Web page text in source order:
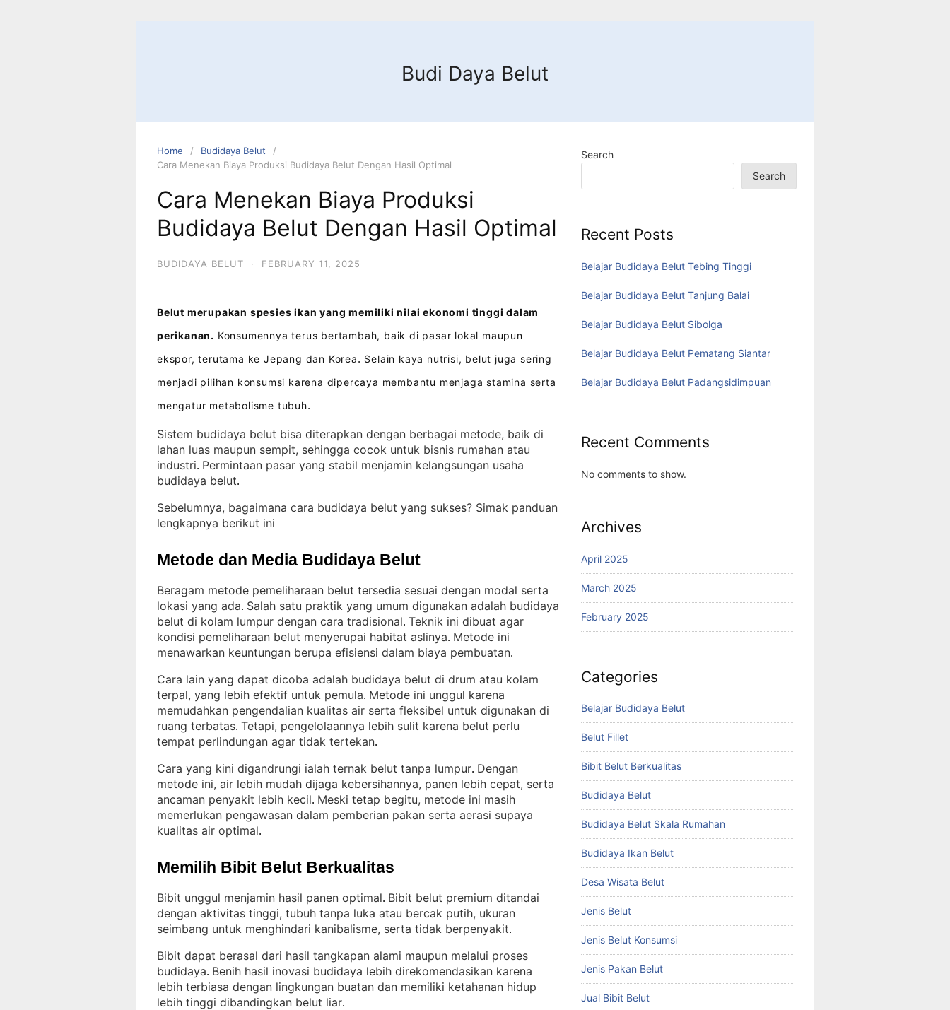
Budi Daya Belut
Home
Budidaya Belut
Cara Menekan Biaya Produksi Budidaya Belut Dengan Hasil Optimal
Cara Menekan Biaya Produksi
Budidaya Belut Dengan Hasil Optimal
BUDIDAYA BELUT · FEBRUARY 11, 2025
Belut merupakan spesies ikan yang memiliki nilai ekonomi tinggi dalam
perikanan. Konsumennya terus bertambah, baik di pasar lokal maupun
ekspor, terutama ke Jepang dan Korea. Selain kaya nutrisi, belut juga sering
menjadi pilihan konsumsi karena dipercaya membantu menjaga stamina serta
mengatur metabolisme tubuh.
Sistem budidaya belut bisa diterapkan dengan berbagai metode, baik di
lahan luas maupun sempit, sehingga cocok untuk bisnis rumahan atau
industri. Permintaan pasar yang stabil menjamin kelangsungan usaha
budidaya belut.
Sebelumnya, bagaimana cara budidaya belut yang sukses? Simak panduan
lengkapnya berikut ini
Metode dan Media Budidaya Belut
Beragam metode pemeliharaan belut tersedia sesuai dengan modal serta
lokasi yang ada. Salah satu praktik yang umum digunakan adalah budidaya
belut di kolam lumpur dengan cara tradisional. Teknik ini dibuat agar
kondisi pemeliharaan belut menyerupai habitat aslinya. Metode ini
menawarkan keuntungan berupa efisiensi dalam biaya pembuatan.
Cara lain yang dapat dicoba adalah budidaya belut di drum atau kolam
terpal, yang lebih efektif untuk pemula. Metode ini unggul karena
memudahkan pengendalian kualitas air serta fleksibel untuk digunakan di
ruang terbatas. Tetapi, pengelolaannya lebih sulit karena belut perlu
tempat perlindungan agar tidak tertekan.
Cara yang kini digandrungi ialah ternak belut tanpa lumpur. Dengan
metode ini, air lebih mudah dijaga kebersihannya, panen lebih cepat, serta
ancaman penyakit lebih kecil. Meski tetap begitu, metode ini masih
memerlukan pengawasan dalam pemberian pakan serta aerasi supaya
kualitas air optimal.
Memilih Bibit Belut Berkualitas
Bibit unggul menjamin hasil panen optimal. Bibit belut premium ditandai
dengan aktivitas tinggi, tubuh tanpa luka atau bercak putih, ukuran
seimbang untuk menghindari kanibalisme, serta tidak berpenyakit.
Bibit dapat berasal dari hasil tangkapan alami maupun melalui proses
budidaya. Benih hasil inovasi budidaya lebih direkomendasikan karena
lebih terbiasa dengan lingkungan buatan dan memiliki ketahanan hidup
lebih tinggi dibandingkan belut liar.
Search
Search
Recent Posts
Belajar Budidaya Belut Tebing Tinggi
Belajar Budidaya Belut Tanjung Balai
Belajar Budidaya Belut Sibolga
Belajar Budidaya Belut Pematang Siantar
Belajar Budidaya Belut Padangsidimpuan
Recent Comments
No comments to show.
Archives
April 2025
March 2025
February 2025
Categories
Belajar Budidaya Belut
Belut Fillet
Bibit Belut Berkualitas
Budidaya Belut
Budidaya Belut Skala Rumahan
Budidaya Ikan Belut
Desa Wisata Belut
Jenis Belut
Jenis Belut Konsumsi
Jenis Pakan Belut
Jual Bibit Belut